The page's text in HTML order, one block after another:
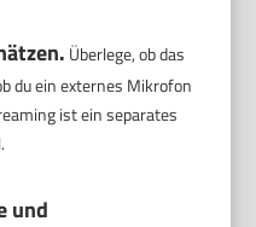
Überlege, ob das
du ein externes Mikrofon
ist ein separates
und